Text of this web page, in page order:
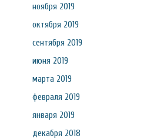
ноября 2019
октября 2019
сентября 2019
июня 2019
марта 2019
февраля 2019
января 2019
декабря 2018